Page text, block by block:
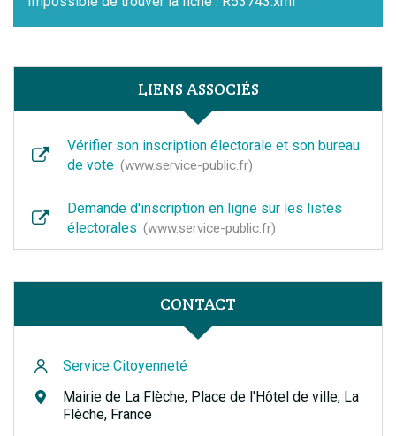
LIENS ASSOCIÉS
Vérifier son inscription électorale et son bureau
de vote
www.service-public.fr
Demande d'inscription en ligne sur les listes
électorales
www.service-public.fr
CONTACT
Service Citoyenneté
Mairie de La Flèche, Place de l'Hôtel de ville, La
Flèche, France